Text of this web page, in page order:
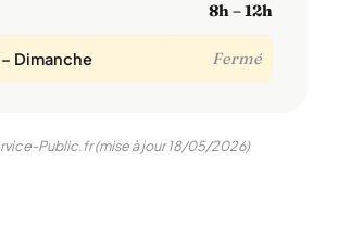
8h – 12h
Dimanche Fermé
Public.fr (mise à jour 18/05/2026)